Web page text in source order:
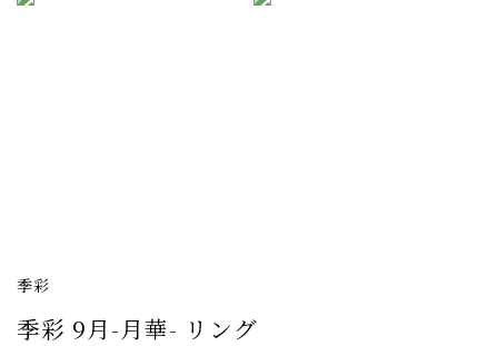
季彩
季彩 9月-月華- リング